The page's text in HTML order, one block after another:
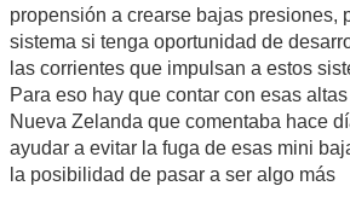
propensión a crearse bajas presiones,
sistema si tenga oportunidad de
las corrientes que impulsan a estos
Para eso hay que contar con esas
Nueva Zelanda que comentaba hace
ayudar a evitar la fuga de esas mini
la posibilidad de pasar a ser algo más